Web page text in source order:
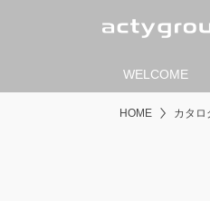
WELCOME
HOME カタロ